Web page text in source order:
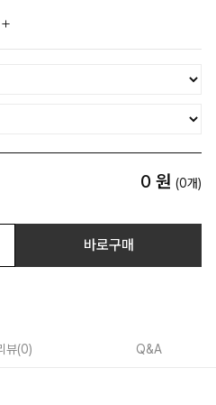
0 원 (0개)
바로구매
뷰(0) Q&A